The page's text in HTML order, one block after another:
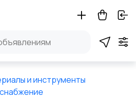
и инструменты